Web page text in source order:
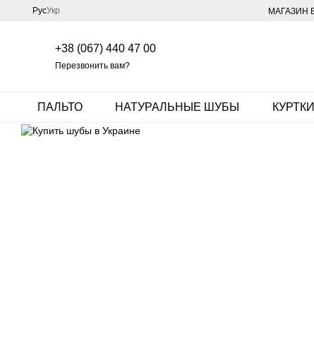
Перейти к основному контенту
РусУкр МАГАЗИН
+38 (067) 440 47 00
Перезвонить вам?
ПАЛЬТО НАТУРАЛЬНЫЕ ШУБЫ КУРТКИ